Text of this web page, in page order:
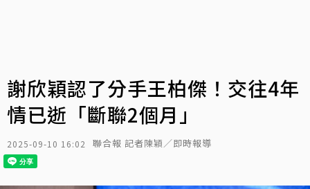
謝欣穎認了分手王柏傑！交往4年
情已逝「斷聯2個月」
2025-09-10 16:02 聯合報 記者陳穎／即時報導